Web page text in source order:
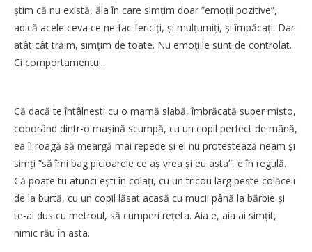
știm că nu există, ăla în care simțim doar ”emoții pozitive”,
adică acele ceva ce ne fac fericiți, și mulțumiți, și împăcați. Dar
atât cât trăim, simțim de toate. Nu emoțiile sunt de controlat.
Ci comportamentul.
Că dacă te întâlnești cu o mamă slabă, îmbrăcată super mișto,
coborând dintr-o mașină scumpă, cu un copil perfect de mână,
ea îl roagă să meargă mai repede și el nu protestează neam și
simți ”să îmi bag picioarele ce aș vrea și eu asta”, e în regulă.
Că poate tu atunci ești în colați, cu un tricou larg peste colăceii
de la burtă, cu un copil lăsat acasă cu mucii până la bărbie și
te-ai dus cu metroul, să cumperi rețeta. Aia e, aia ai simțit,
nimic rău în asta.